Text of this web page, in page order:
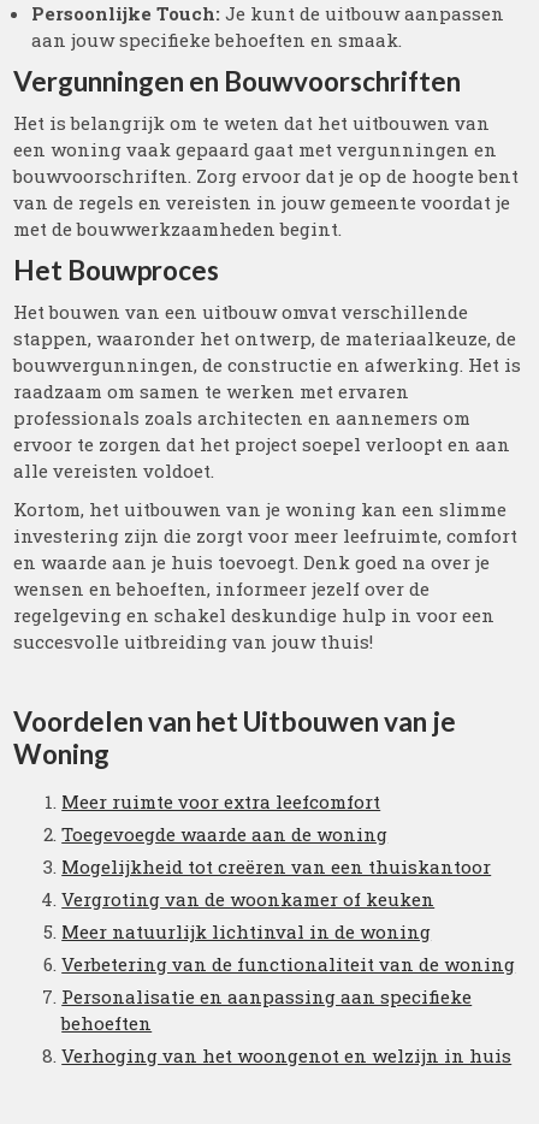
Persoonlijke Touch: Je kunt de uitbouw aanpassen
aan jouw specifieke behoeften en smaak.
Vergunningen en Bouwvoorschriften
Het is belangrijk om te weten dat het uitbouwen van
een woning vaak gepaard gaat met vergunningen en
bouwvoorschriften. Zorg ervoor dat je op de hoogte bent
van de regels en vereisten in jouw gemeente voordat je
met de bouwwerkzaamheden begint.
Het Bouwproces
Het bouwen van een uitbouw omvat verschillende
stappen, waaronder het ontwerp, de materiaalkeuze, de
bouwvergunningen, de constructie en afwerking. Het is
raadzaam om samen te werken met ervaren
professionals zoals architecten en aannemers om
ervoor te zorgen dat het project soepel verloopt en aan
alle vereisten voldoet.
Kortom, het uitbouwen van je woning kan een slimme
investering zijn die zorgt voor meer leefruimte, comfort
en waarde aan je huis toevoegt. Denk goed na over je
wensen en behoeften, informeer jezelf over de
regelgeving en schakel deskundige hulp in voor een
succesvolle uitbreiding van jouw thuis!
Voordelen van het Uitbouwen van je
Woning
Meer ruimte voor extra leefcomfort
Toegevoegde waarde aan de woning
Mogelijkheid tot creëren van een thuiskantoor
Vergroting van de woonkamer of keuken
Meer natuurlijk lichtinval in de woning
Verbetering van de functionaliteit van de woning
Personalisatie en aanpassing aan specifieke
behoeften
Verhoging van het woongenot en welzijn in huis